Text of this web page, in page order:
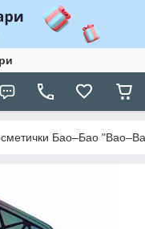
Бао–Бао